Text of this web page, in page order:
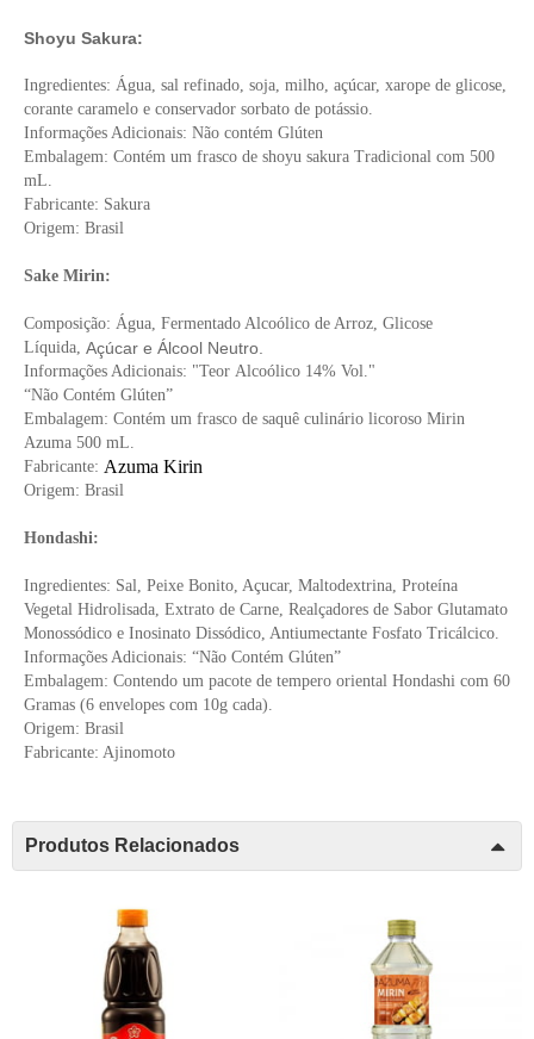
Shoyu Sakura:
Ingredientes: Água, sal refinado, soja, milho, açúcar, xarope de glicose,
corante caramelo e conservador sorbato de potássio.
Informações Adicionais: Não contém Glúten
Embalagem: Contém um frasco de shoyu sakura Tradicional com 500
mL.
Fabricante: Sakura
Origem: Brasil
Sake Mirin:
Composição: Água, Fermentado Alcoólico de Arroz, Glicose
Líquida, Açúcar e Álcool Neutro.
Informações Adicionais: "Teor Alcoólico 14% Vol."
“Não Contém Glúten”
Embalagem: Contém um frasco de saquê culinário licoroso Mirin
Azuma 500 mL.
Fabricante: Azuma Kirin
Origem: Brasil
Hondashi:
Ingredientes: Sal, Peixe Bonito, Açucar, Maltodextrina, Proteína
Vegetal Hidrolisada, Extrato de Carne, Realçadores de Sabor Glutamato
Monossódico e Inosinato Dissódico, Antiumectante Fosfato Tricálcico.
Informações Adicionais: “Não Contém Glúten”
Embalagem: Contendo um pacote de tempero oriental Hondashi com 60
Gramas (6 envelopes com 10g cada).
Origem: Brasil
Fabricante: Ajinomoto
Produtos Relacionados